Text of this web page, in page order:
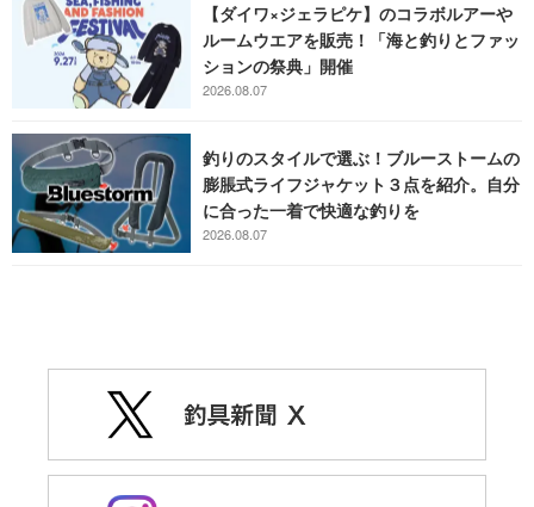
【ダイワ×ジェラピケ】のコラボルアーや
ルームウエアを販売！「海と釣りとファッ
ションの祭典」開催
2026.08.07
釣りのスタイルで選ぶ！ブルーストームの
膨脹式ライフジャケット３点を紹介。自分
に合った一着で快適な釣りを
2026.08.07